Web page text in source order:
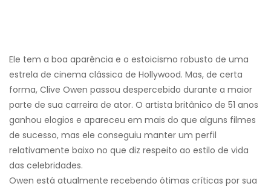
Ele tem a boa aparência e o estoicismo robusto de uma
estrela de cinema clássica de Hollywood. Mas, de certa
forma, Clive Owen passou despercebido durante a maior
parte de sua carreira de ator. O artista britânico de 51 anos
ganhou elogios e apareceu em mais do que alguns filmes
de sucesso, mas ele conseguiu manter um perfil
relativamente baixo no que diz respeito ao estilo de vida
das celebridades.
Owen está atualmente recebendo ótimas críticas por sua